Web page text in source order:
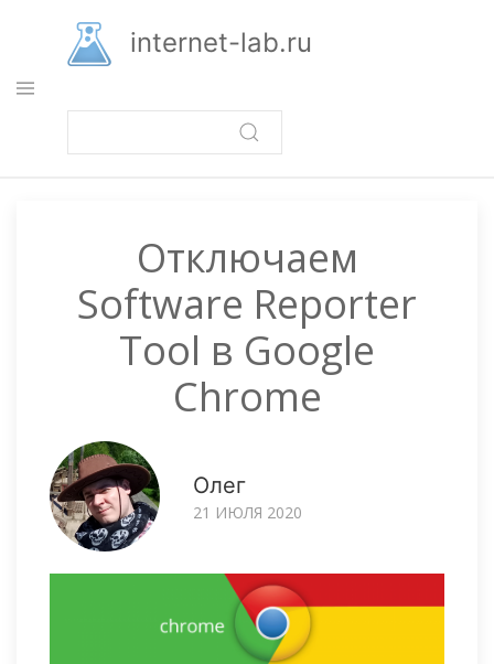
основному
содержанию
internet-lab.ru
Отключаем
Software Reporter
Tool в Google
Chrome
Олег
21 ИЮЛЯ 2020